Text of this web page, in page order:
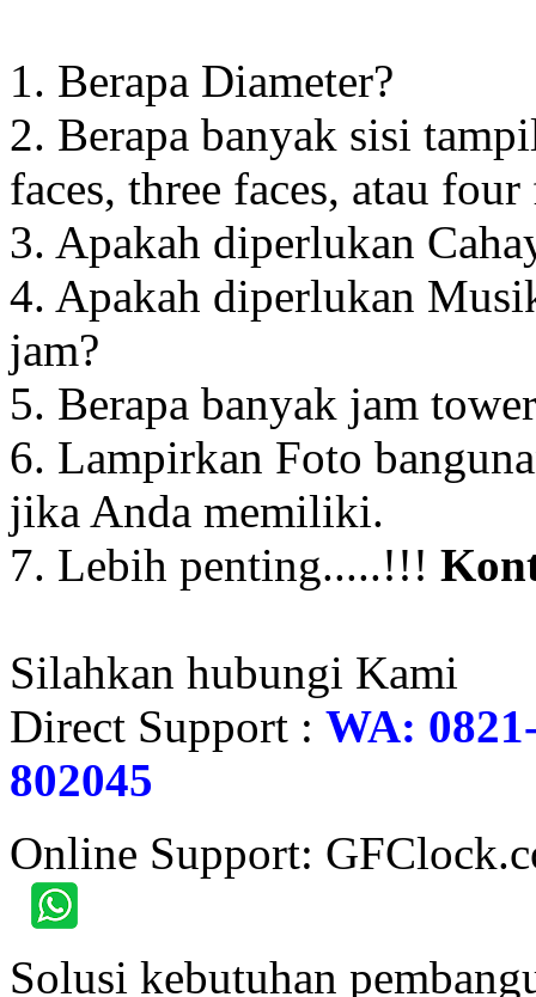
1. Berapa Diameter?
2. Berapa banyak sisi
faces, three faces, atau four
3. Apakah diperlukan
4. Apakah diperlukan
jam?
5. Berapa banyak jam
6. Lampirkan Foto
jika Anda memiliki.
7. Lebih penting.....!!!
Silahkan hubungi Kami
Direct Support : WA:
802045
Online Support:
Solusi kebutuhan